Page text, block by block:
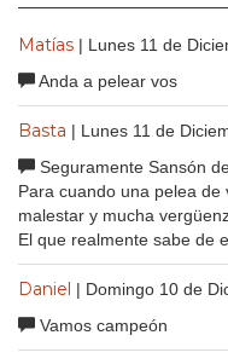
Matías | Lunes 11 de
Anda a pelear vos
Basta | Lunes 11 de
Seguramente Sansón
Para cuando una pelea
malestar y mucha
El que realmente sabe de
Daniel | Domingo 10 de
Vamos campeón